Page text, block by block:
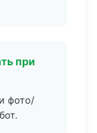
при
фото/